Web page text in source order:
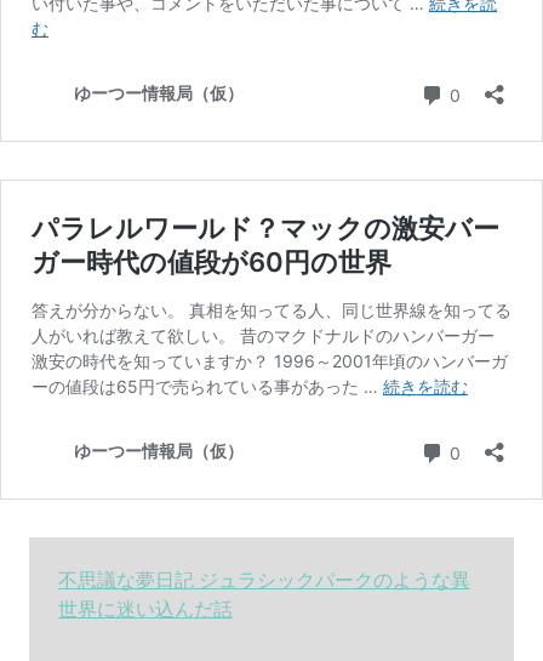
不思議な夢日記 ジュラシックパークのような異
世界に迷い込んだ話